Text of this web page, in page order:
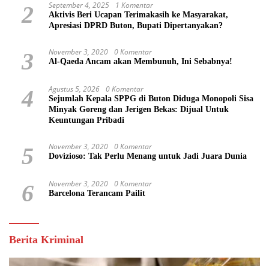
2 September 4, 2025 1 Komentar
Aktivis Beri Ucapan Terimakasih ke Masyarakat,
Apresiasi DPRD Buton, Bupati Dipertanyakan?
3 November 3, 2020 0 Komentar
Al-Qaeda Ancam akan Membunuh, Ini Sebabnya!
4 Agustus 5, 2026 0 Komentar
Sejumlah Kepala SPPG di Buton Diduga Monopoli Sisa
Minyak Goreng dan Jerigen Bekas: Dijual Untuk
Keuntungan Pribadi
5 November 3, 2020 0 Komentar
Dovizioso: Tak Perlu Menang untuk Jadi Juara Dunia
6 November 3, 2020 0 Komentar
Barcelona Terancam Pailit
Berita Kriminal